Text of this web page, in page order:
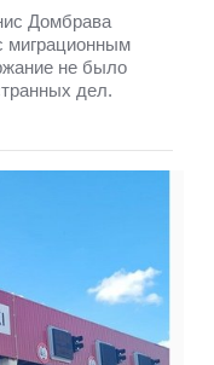
Домбрава
миграционным
не было
дел.